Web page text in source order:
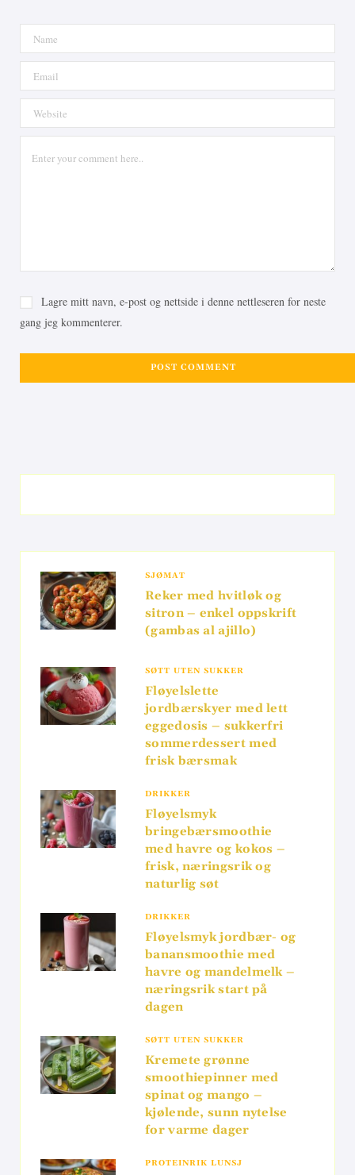
Lagre mitt navn, e-post og nettside i denne nettleseren for neste
gang jeg kommenterer.
SJØMAT
Reker med hvitløk og
sitron – enkel oppskrift
(gambas al ajillo)
SØTT UTEN SUKKER
Fløyelslette
jordbærskyer med lett
eggedosis – sukkerfri
sommerdessert med
frisk bærsmak
DRIKKER
Fløyelsmyk
bringebærsmoothie
med havre og kokos –
frisk, næringsrik og
naturlig søt
DRIKKER
Fløyelsmyk jordbær- og
banansmoothie med
havre og mandelmelk –
næringsrik start på
dagen
SØTT UTEN SUKKER
Kremete grønne
smoothiepinner med
spinat og mango –
kjølende, sunn nytelse
for varme dager
PROTEINRIK LUNSJ